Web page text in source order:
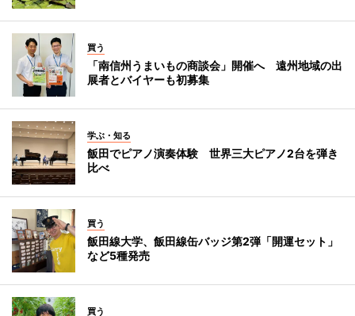
買う
「南信州うまいもの商談会」開催へ 遠州地域の出
展者とバイヤーも初募集
学ぶ・知る
飯田でピアノ演奏体験 世界三大ピアノ2台を弾き
比べ
買う
飯田線大学、飯田線缶バッジ第2弾「開運セット」
など5種発売
買う